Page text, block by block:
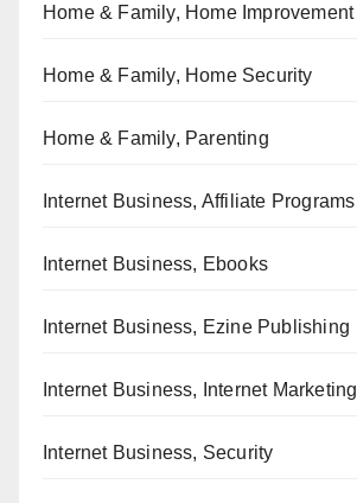
Home & Family, Home Improvement
Home & Family, Home Security
Home & Family, Parenting
Internet Business, Affiliate Programs
Internet Business, Ebooks
Internet Business, Ezine Publishing
Internet Business, Internet Marketing
Internet Business, Security